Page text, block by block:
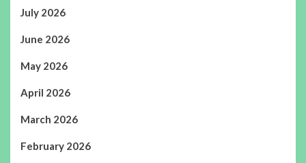
July 2026
June 2026
May 2026
April 2026
March 2026
February 2026